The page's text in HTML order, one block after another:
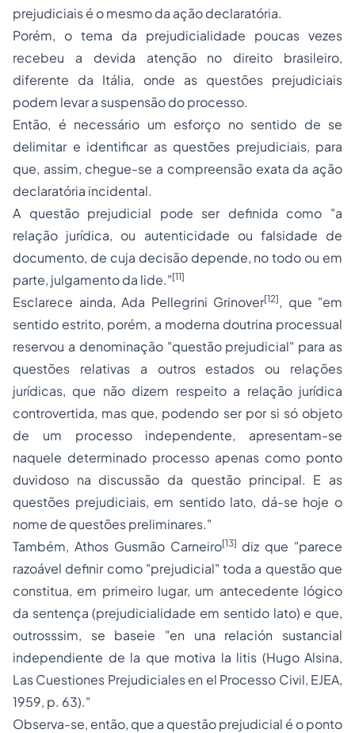
prejudiciais é o mesmo da ação declaratória.
Porém, o tema da prejudicialidade poucas vezes
recebeu a devida atenção no direito brasileiro,
diferente da Itália, onde as questões prejudiciais
podem levar a suspensão do processo.
Então, é necessário um esforço no sentido de se
delimitar e identificar as questões prejudiciais, para
que, assim, chegue-se a compreensão exata da ação
declaratória incidental.
A questão prejudicial pode ser definida como "a
relação jurídica, ou autenticidade ou falsidade de
documento, de cuja decisão depende, no todo ou em
parte, julgamento da lide."[11]
Esclarece ainda, Ada Pellegrini Grinover[12], que "em
sentido estrito, porém, a moderna doutrina processual
reservou a denominação "questão prejudicial" para as
questões relativas a outros estados ou relações
jurídicas, que não dizem respeito a relação jurídica
controvertida, mas que, podendo ser por si só objeto
de um processo independente, apresentam-se
naquele determinado processo apenas como ponto
duvidoso na discussão da questão principal. E as
questões prejudiciais, em sentido lato, dá-se hoje o
nome de questões preliminares."
Também, Athos Gusmão Carneiro[13] diz que "parece
razoável definir como "prejudicial" toda a questão que
constitua, em primeiro lugar, um antecedente lógico
da sentença (prejudicialidade em sentido lato) e que,
outrosssim, se baseie "en una relación sustancial
independiente de la que motiva la litis (Hugo Alsina,
Las Cuestiones Prejudiciales en el Processo Civil, EJEA,
1959, p. 63)."
Observa-se, então, que a questão prejudicial é o ponto